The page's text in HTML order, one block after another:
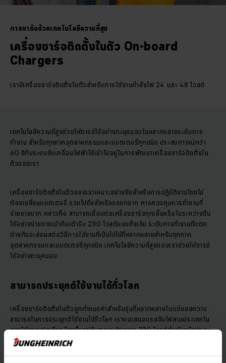
การชาร์จด้วยเทคโนโลยีความถี่สูง
เครื่องชาร์จติดตั้งในตัว On-board
Chargers
เรามีเครื่องชาร์จติดตั้งในตัวสำหรับการใช้งานกำลังไฟ 24 และ 48 โวลต์
เทคโนโลยีความถี่สูงช่วยให้ชารจ์ได้อย่างทะนุถนอมในหลากหลายระดับการ
ทำงาน สำหรับทุกภาคอุตสาหกรรมและแบตเตอรี่ทุกชนิด ประสบการณ์กว่า
60 ปีกับระบบขับเคลื่อนไฟฟ้าได้เข้าไปอยู่ในการพัฒนาเครื่องชาร์จติดตั้งใน
ตัวของเรา
เครื่องชาร์จติดตั้งในตัวของเราเหมาะอย่างยิ่งสำหรับการปฏิบัติงานโดยไม่
ต้องเปลี่ยนแบตเตอรี่ รวมไปถึงสำหรับรถยกลาก การควบคุมการทำงานที่
ง่ายดายมาก กล่าวคือ สามารถเชื่อมต่อเครื่องชาร์จทุกเย็นหรือในระหว่างนั้น
ได้อย่างง่ายดายเข้ากับเต้ารับ 230 โวลต์แบบดั้งเดิม ระดับการทำงานที่แตก
ต่างกันจะส่งผลต่อวิธีการใช้งานที่เป็นไปได้ที่หลากหลายสำหรับทุกภาค
อุตสาหกรรมและแบตเตอรี่ทุกชนิด เทคโนโลยีความถี่สูงของเราช่วยให้ชารจ์
ได้อย่างทะนุถนอม
สามารถประยุกต์ใช้งานได้ทั่วโลก
เครื่องชาร์จติดตั้งในตัวถูกกำหนดค่าสำหรับรุ่นที่หลากหลายในแง่ของความ
สามารถในการประยุกต์ใช้งานได้ทั่วโลก เราขอเสนอแรงดันไฟสามประเภทใน
การใช้งานเฟสเดียว โดยขึ้นอยู่กับตลาดเป้าหมาย 230 โวลต์สำหรับยุโรปและ
ประเทศอื่น ๆ , 115 โวลต์สำหรับอเมริกาเหนือ